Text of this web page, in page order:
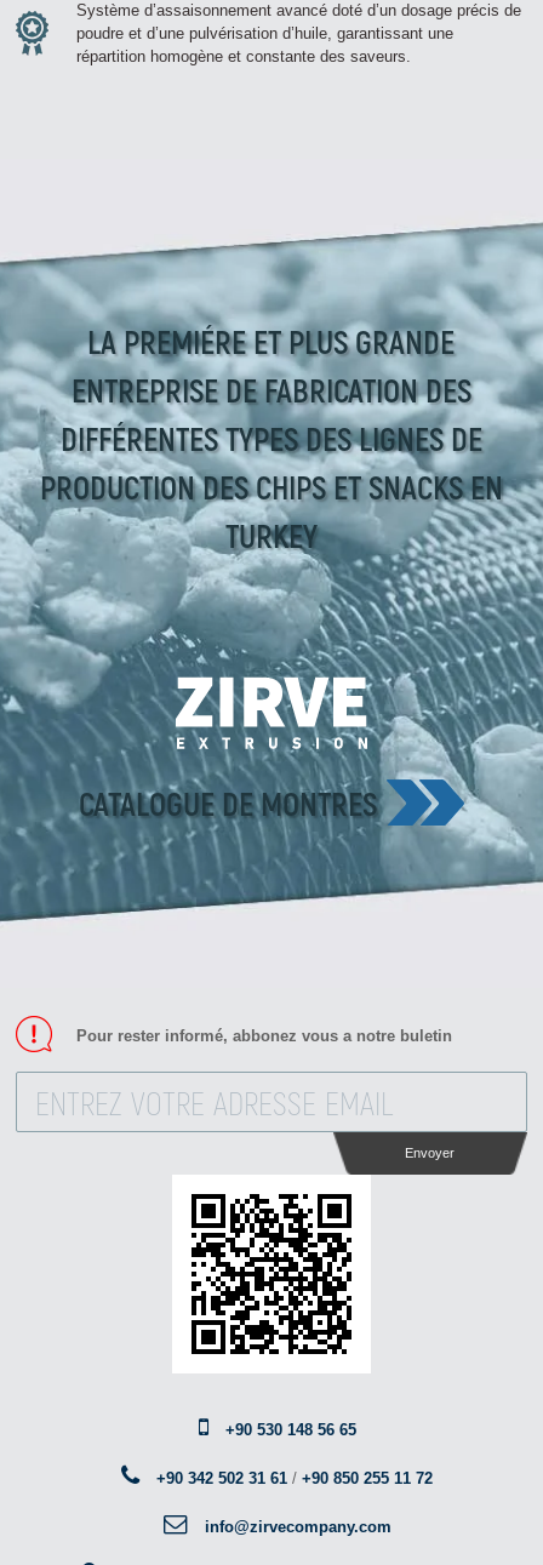
Système d’assaisonnement avancé doté d’un dosage précis de
poudre et d’une pulvérisation d’huile, garantissant une
répartition homogène et constante des saveurs.
LA PREMIÉRE ET PLUS GRANDE
ENTREPRISE DE FABRICATION DES
DIFFÉRENTES TYPES DES LIGNES DE
PRODUCTION DES CHIPS ET SNACKS EN
TURKEY
CATALOGUE DE MONTRES
Pour rester informé, abbonez vous a notre buletin
Envoyer
+90 530 148 56 65
+90 342 502 31 61 /+90 850 255 11 72
info@zirvecompany.com